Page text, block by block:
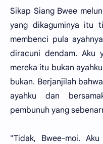
Sikap Siang Bwee
yang dikaguminya itu
membenci pula
diracuni dendam. Aku
mereka itu bukan
bukan. Berjanjilah
ayahku dan
pembunuh yang
"Tidak, Bwee-moi.